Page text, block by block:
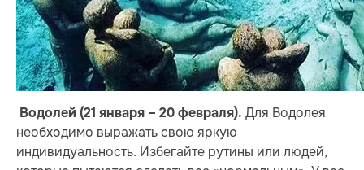
Водолей (21 января – 20 февраля). Для Водолея
необходимо выражать свою яркую
индивидуальность. Избегайте рутины или людей,